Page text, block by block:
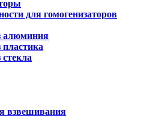
для гомогенизаторов
алюминия
взвешивания